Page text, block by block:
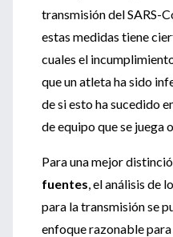
transmisión del SARS-
estas medidas tiene
cuales el
que un atleta ha sido
de si esto ha sucedido
de equipo que se juega
Para una mejor
fuentes, el análisis de
para la transmisión se
enfoque razonable